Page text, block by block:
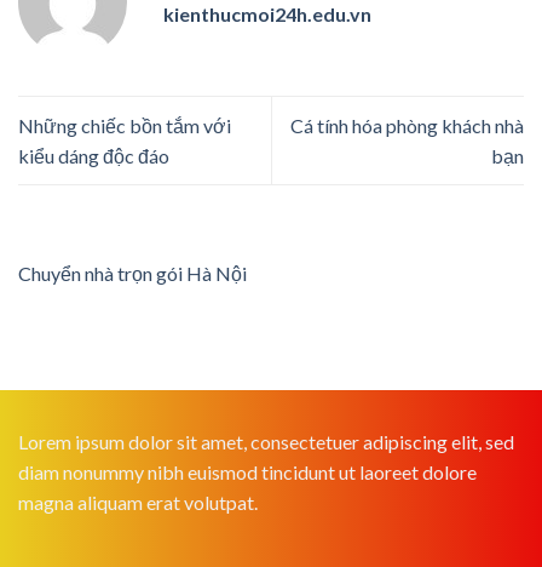
kienthucmoi24h.edu.vn
Những chiếc bồn tắm với
kiểu dáng độc đáo
Cá tính hóa phòng khách nhà
bạn
Chuyển nhà trọn gói Hà Nội
Lorem ipsum dolor sit amet, consectetuer adipiscing elit, sed
diam nonummy nibh euismod tincidunt ut laoreet dolore
magna aliquam erat volutpat.